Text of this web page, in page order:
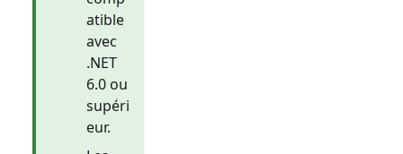
atible
avec
.NET
6.0 ou
supéri
eur.